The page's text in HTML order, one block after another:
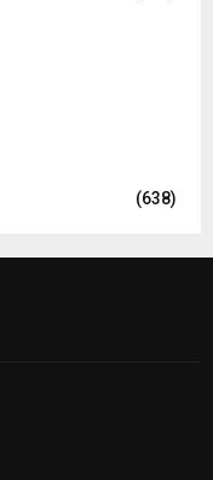
(638)